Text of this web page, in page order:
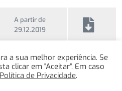
A partir de
29.12.2019
a sua melhor experiência. Se
clicar em "Aceitar". Em caso
Política de Privacidade.